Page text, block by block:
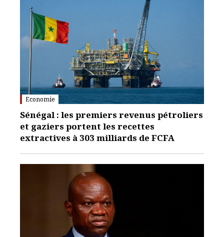
Economie
Sénégal : les premiers revenus pétroliers
et gaziers portent les recettes
extractives à 303 milliards de FCFA